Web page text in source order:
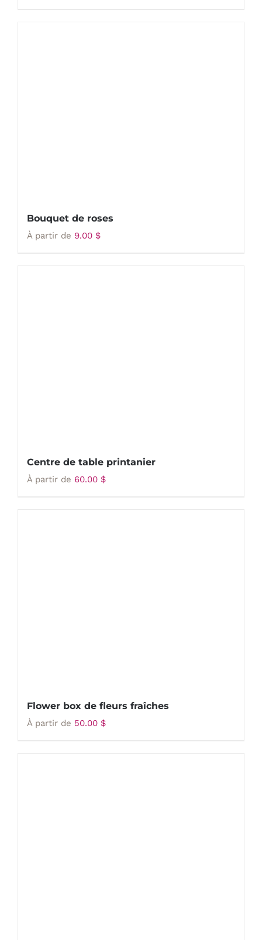
Bouquet de roses
À partir de 9.00 $
Centre de table printanier
À partir de 60.00 $
Flower box de fleurs fraîches
À partir de 50.00 $